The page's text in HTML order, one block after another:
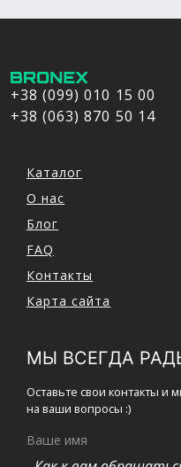
+38 (099) 010 15 00
+38 (063) 870 50 14
Каталог
О нас
Блог
FAQ
Контакты
Карта сайта
МЫ ВСЕГДА
Оставьте свои контакты и
на ваши вопросы :)
Ваше имя